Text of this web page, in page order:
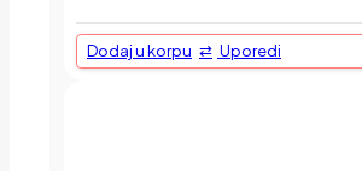
Dodaj u korpu Uporedi